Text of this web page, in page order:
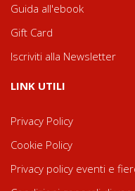
Guida all'ebook
Gift Card
Iscriviti alla Newsletter
LINK UTILI
Privacy Policy
Cookie Policy
Privacy policy eventi e